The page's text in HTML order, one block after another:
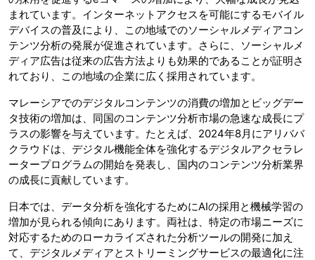
まれています。インターネットアクセスを可能にするモバイル
デバイスの普及により、この地域でのソーシャルメディアコン
テンツ分析の発展が促進されています。さらに、ソーシャルメ
ディア広告は従来の広告方法よりも効果的であることが証明さ
れており、この地域の企業に広く採用されています。
マレーシアでのデジタルコンテンツの消費の増加とビッグデー
タ技術の増加は、同国のコンテンツ分析市場の急速な成長にプ
ラスの影響を与えています。たとえば、2024年8月にアリババ
クラウドは、デジタル機能全体を強化するデジタルアクセラレ
ータープログラムの開始を発表し、国内のコンテンツ分析業界
の成長に貢献しています。
日本では、データ分析を強化するためにAIの採用と機械学習の
増加が見られる傾向にあります。両社は、特定の市場ニーズに
対応するためのローカライズされた分析ツールの開発に加え
て、デジタルメディアとストリーミングサービスの最適化に注